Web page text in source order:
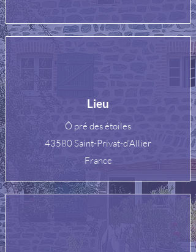
Lieu
Ô pré des étoiles
43580 Saint-Privat-d'Allier
France​